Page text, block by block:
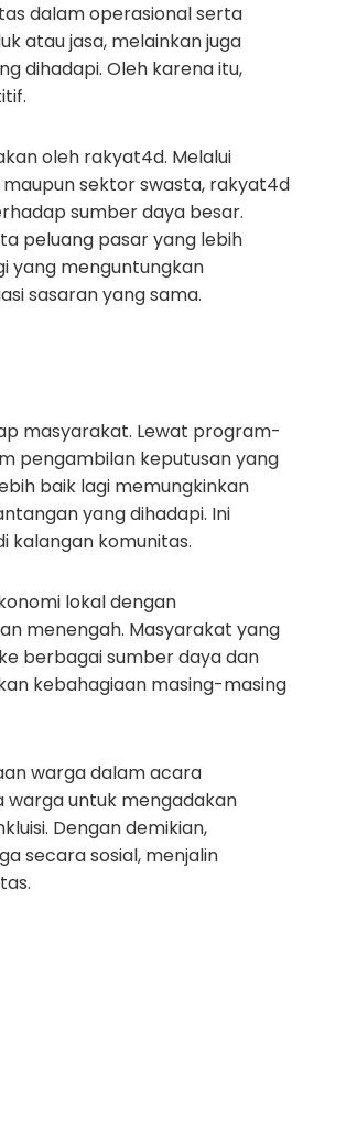
dalam operasional serta
atau jasa, melainkan juga
dihadapi. Oleh karena itu,
oleh rakyat4d. Melalui
sektor swasta, rakyat4d
sumber daya besar.
peluang pasar yang lebih
yang menguntungkan
sasaran yang sama.
masyarakat. Lewat program-
pengambilan keputusan yang
baik lagi memungkinkan
yang dihadapi. Ini
kalangan komunitas.
lokal dengan
menengah. Masyarakat yang
berbagai sumber daya dan
kebahagiaan masing-masing
warga dalam acara
warga untuk mengadakan
Dengan demikian,
secara sosial, menjalin